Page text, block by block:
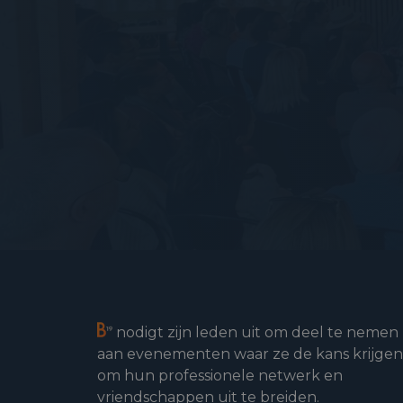
nodigt zijn leden uit om deel te nemen
aan evenementen waar ze de kans krijgen
om hun professionele netwerk en
vriendschappen uit te breiden.